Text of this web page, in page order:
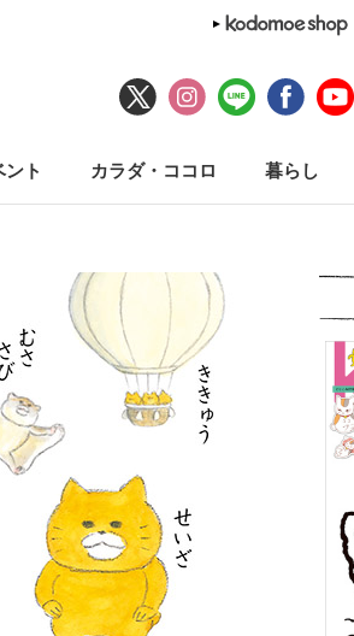
ント カラダ・ココロ 暮らし